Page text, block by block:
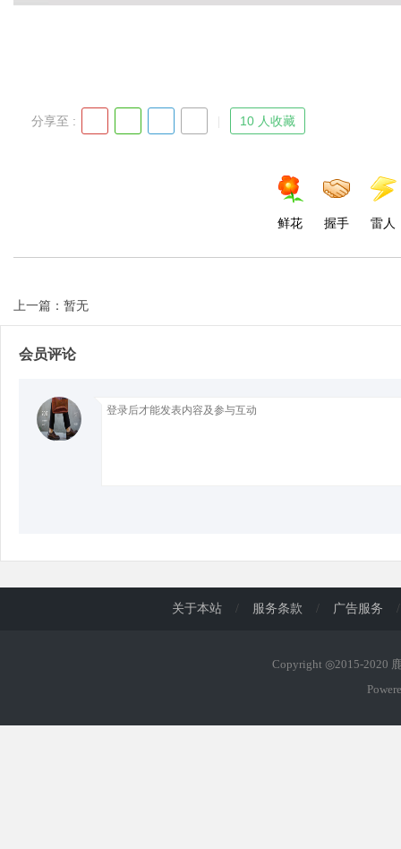
分享至 : 10 人收藏
鲜花 握手 雷人
上一篇：暂无
会员评论
关于本站 / 服务条款 / 广告服务 /
Copyright ◎2015-2020